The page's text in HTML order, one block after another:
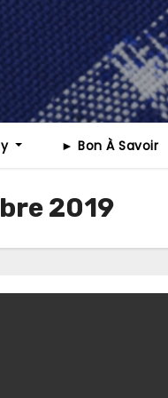
► Bon À Savoir
2019